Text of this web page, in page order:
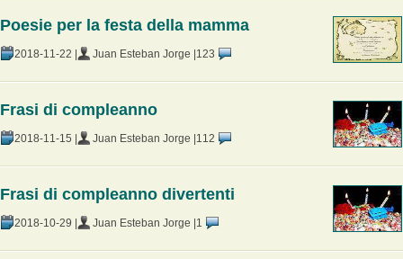
Poesie per la festa della mamma
2018-11-22 | Juan Esteban Jorge | 123
Frasi di compleanno
2018-11-15 | Juan Esteban Jorge | 112
Frasi di compleanno divertenti
2018-10-29 | Juan Esteban Jorge | 1